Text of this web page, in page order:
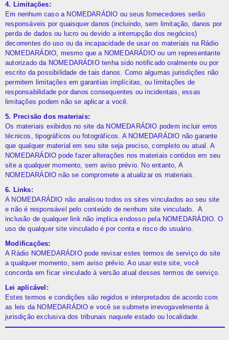
4. Limitações:
Em nenhum caso a NOMEDARÁDIO ou seus fornecedores serão
responsáveis ​​por quaisquer danos (incluindo, sem limitação, danos por
perda de dados ou lucro ou devido a interrupção dos negócios)
decorrentes do uso ou da incapacidade de usar os materiais na Rádio
NOMEDARÁDIO, mesmo que a NOMEDARÁDIO ou um representante
autorizado da NOMEDARÁDIO tenha sido notificado oralmente ou por
escrito da possibilidade de tais danos. Como algumas jurisdições não
permitem limitações em garantias implícitas, ou limitações de
responsabilidade por danos consequentes ou incidentais, essas
limitações podem não se aplicar a você.
5. Precisão dos materiais:
Os materiais exibidos no site da NOMEDARÁDIO podem incluir erros
técnicos, tipográficos ou fotográficos. A NOMEDARÁDIO não garante
que qualquer material em seu site seja preciso, completo ou atual. A
NOMEDARÁDIO pode fazer alterações nos materiais contidos em seu
site a qualquer momento, sem aviso prévio. No entanto, A
NOMEDARÁDIO não se compromete a atualizar os materiais.
6. Links:
A NOMEDARÁDIO não analisou todos os sites vinculados ao seu site
e não é responsável pelo conteúdo de nenhum site vinculado. A
inclusão de qualquer link não implica endosso pela NOMEDARÁDIO. O
uso de qualquer site vinculado é por conta e risco do usuário.
Modificações:
A Rádio NOMEDARÁDIO pode revisar estes termos de serviço do site
a qualquer momento, sem aviso prévio. Ao usar este site, você
concorda em ficar vinculado à versão atual desses termos de serviço.
Lei aplicável:
Estes termos e condições são regidos e interpretados de acordo com
as leis da NOMEDARÁDIO e você se submete irrevogavelmente à
jurisdição exclusiva dos tribunais naquele estado ou localidade.